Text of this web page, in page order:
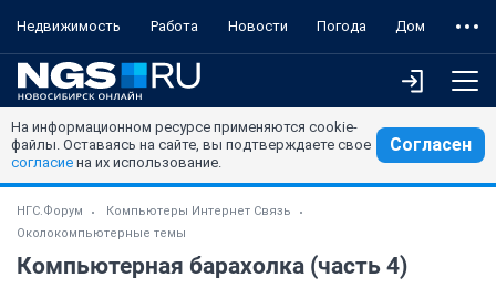
Недвижимость Работа Новости Погода Дом
На информационном ресурсе применяются cookie-
файлы. Оставаясь на сайте, вы подтверждаете свое
согласие на их использование.
Согласен
НГС.Форум
Компьютеры Интернет Связь
Околокомпьютерные темы
Компьютерная барахолка (часть 4)